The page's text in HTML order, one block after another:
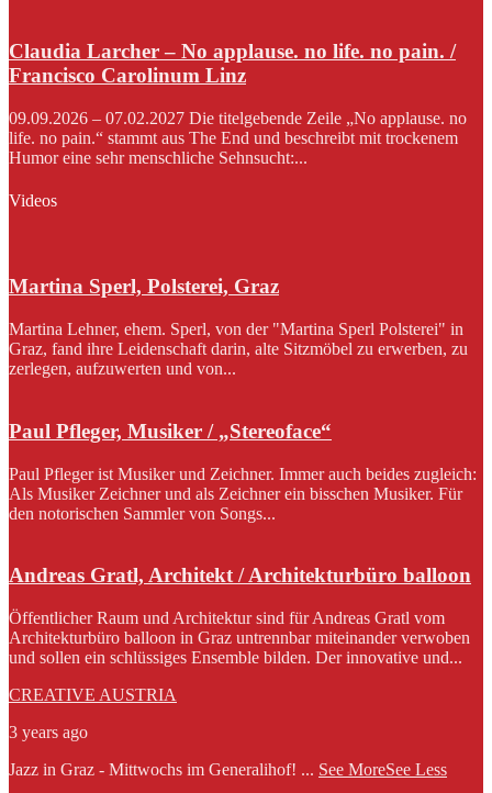
Claudia Larcher – No applause. no life. no pain. /
Francisco Carolinum Linz
09.09.2026 – 07.02.2027 Die titelgebende Zeile „No applause. no
life. no pain.“ stammt aus The End und beschreibt mit trockenem
Humor eine sehr menschliche Sehnsucht:...
Videos
Martina Sperl, Polsterei, Graz
Martina Lehner, ehem. Sperl, von der "Martina Sperl Polsterei" in
Graz, fand ihre Leidenschaft darin, alte Sitzmöbel zu erwerben, zu
zerlegen, aufzuwerten und von...
Paul Pfleger, Musiker / „Stereoface“
Paul Pfleger ist Musiker und Zeichner. Immer auch beides zugleich:
Als Musiker Zeichner und als Zeichner ein bisschen Musiker. Für
den notorischen Sammler von Songs...
Andreas Gratl, Architekt / Architekturbüro balloon
Öffentlicher Raum und Architektur sind für Andreas Gratl vom
Architekturbüro balloon in Graz untrennbar miteinander verwoben
und sollen ein schlüssiges Ensemble bilden. Der innovative und...
CREATIVE AUSTRIA
3 years ago
Jazz in Graz - Mittwochs im Generalihof! ... See MoreSee Less